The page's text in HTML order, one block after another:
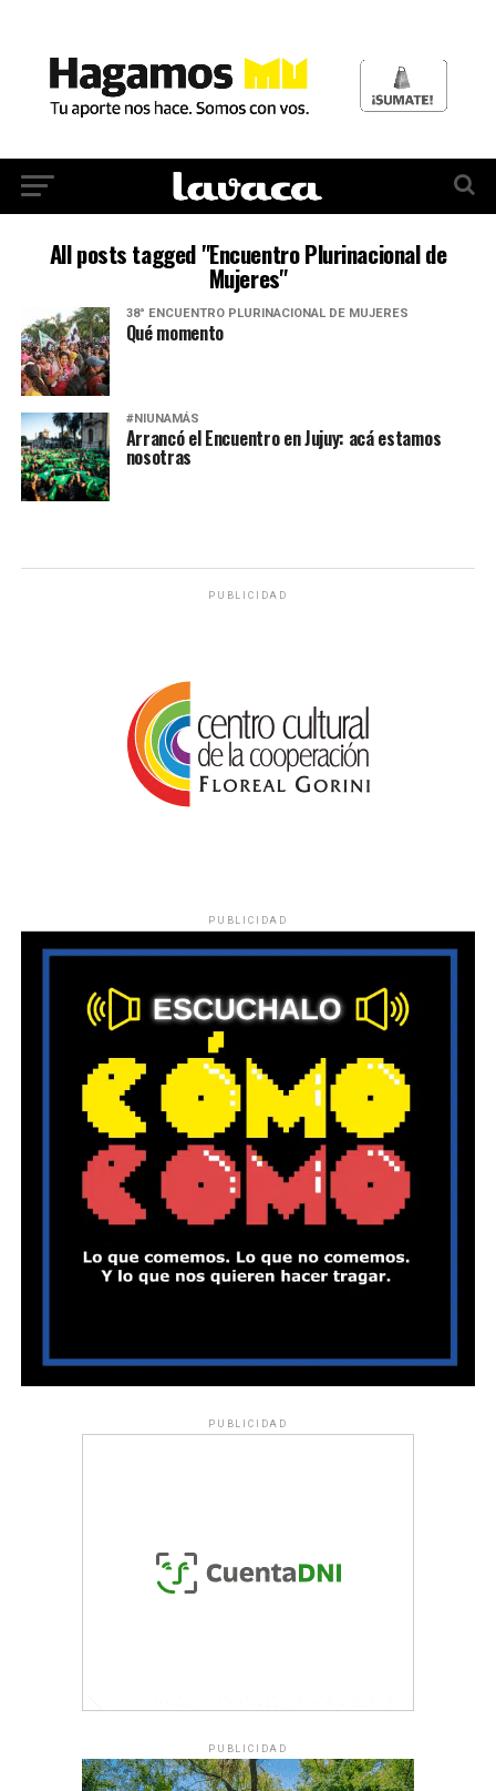
All posts tagged "Encuentro Plurinacional de
Mujeres"
38° ENCUENTRO PLURINACIONAL DE MUJERES
Qué momento
#NIUNAMÁS
Arrancó el Encuentro en Jujuy: acá estamos
nosotras
PUBLICIDAD
PUBLICIDAD
PUBLICIDAD
PUBLICIDAD